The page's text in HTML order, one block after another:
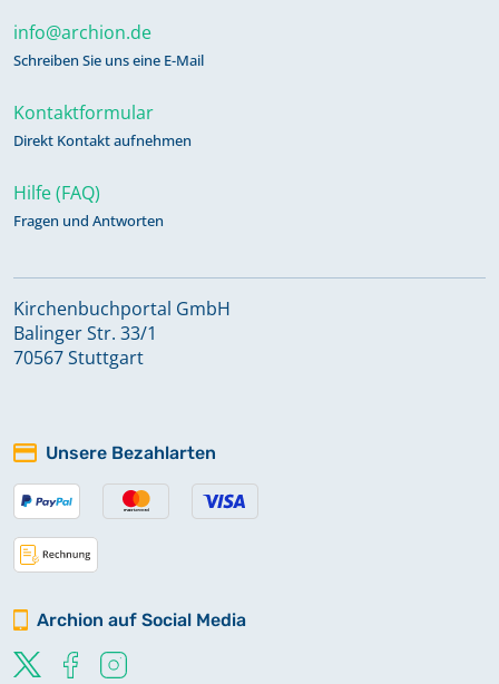
info@archion.de
Schreiben Sie uns eine E-Mail
Kontaktformular
Direkt Kontakt aufnehmen
Hilfe (FAQ)
Fragen und Antworten
Kirchenbuchportal GmbH
Balinger Str. 33/1
70567 Stuttgart
Unsere Bezahlarten
Archion auf Social Media